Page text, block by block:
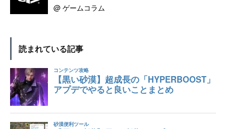
@ ゲームコラム
読まれている記事